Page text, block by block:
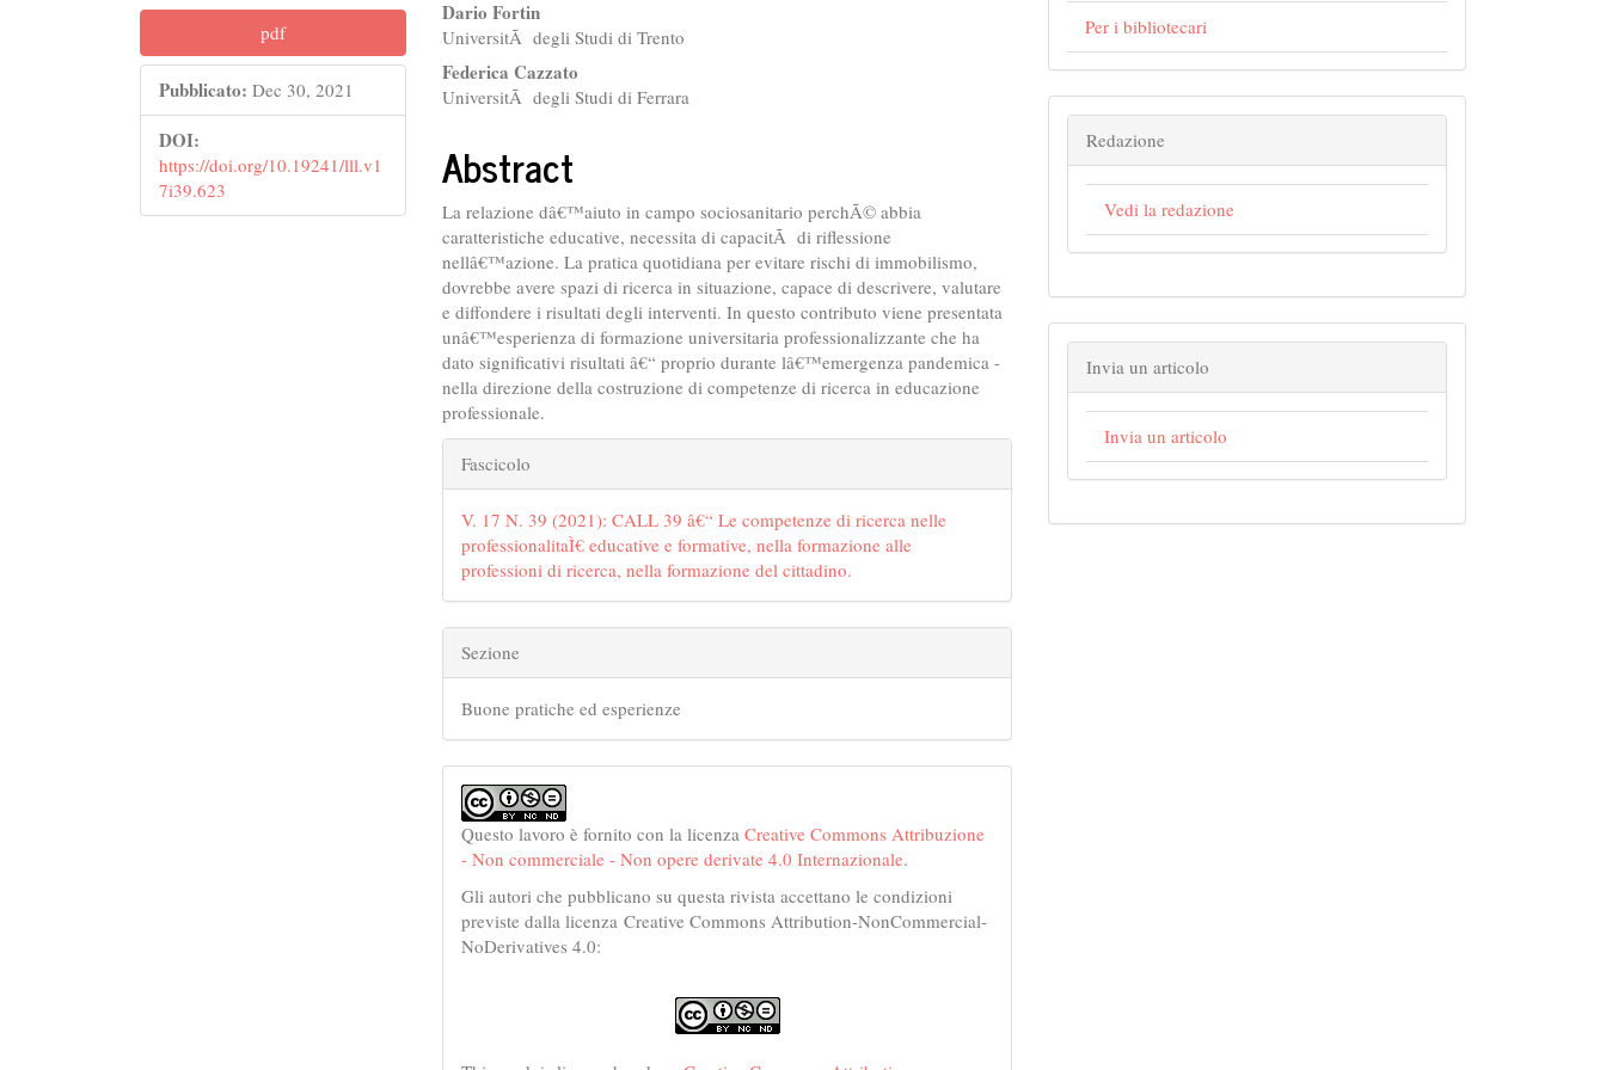
##plugins.themes.bootstrap3.article.sidebar##
pdf
Pubblicato: Dec 30, 2021
DOI:
https://doi.org/10.19241/lll.v1
7i39.623
##plugins.themes.bootstrap3.article.main##
Dario Fortin
UniversitÃ degli Studi di Trento
Federica Cazzato
UniversitÃ degli Studi di Ferrara
Abstract
La relazione dâ€™aiuto in campo sociosanitario perchÃ© abbia
caratteristiche educative, necessita di capacitÃ di riflessione
nellâ€™azione. La pratica quotidiana per evitare rischi di immobilismo,
dovrebbe avere spazi di ricerca in situazione, capace di descrivere, valutare
e diffondere i risultati degli interventi. In questo contributo viene presentata
unâ€™esperienza di formazione universitaria professionalizzante che ha
dato significativi risultati â€“ proprio durante lâ€™emergenza pandemica -
nella direzione della costruzione di competenze di ricerca in educazione
professionale.
##plugins.themes.bootstrap3.article.details##
Fascicolo
V. 17 N. 39 (2021): CALL 39 â€“ Le competenze di ricerca nelle
professionalitaÌ€ educative e formative, nella formazione alle
professioni di ricerca, nella formazione del cittadino.
Sezione
Buone pratiche ed esperienze
Questo lavoro è fornito con la licenzaCreative Commons Attribuzione
- Non commerciale - Non opere derivate 4.0 Internazionale.
Gli autori che pubblicano su questa rivista accettano le condizioni
previste dalla licenza Creative Commons Attribution-NonCommercial-
NoDerivatives 4.0:
Per i bibliotecari
Redazione
Vedi la redazione
Invia un articolo
Invia un articolo